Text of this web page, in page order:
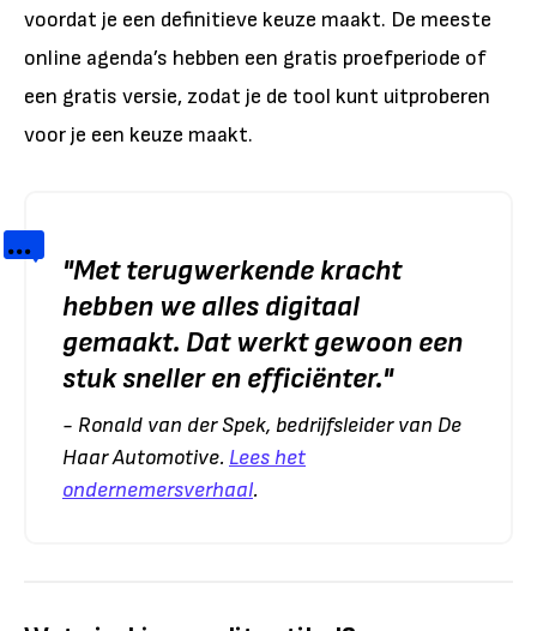
voordat je een definitieve keuze maakt. De meeste
online agenda’s hebben een gratis proefperiode of
een gratis versie, zodat je de tool kunt uitproberen
voor je een keuze maakt.
"Met terugwerkende kracht
hebben we alles digitaal
gemaakt. Dat werkt gewoon een
stuk sneller en efficiënter."
- Ronald van der Spek, bedrijfsleider van De
Haar Automotive. Lees het
ondernemersverhaal.